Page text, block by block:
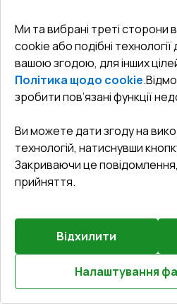
Розрахуй
Попереднє
замовлення
Профільна система:
Глибина профілю
Ущільнення
€578.68
Ми та вибрані треті
cookie або подібні технології
вашою згодою, для інших
Політика щодо cookie.
зробити пов’язані функції
Ви можете дати згоду на
технологій, натиснувши
Закриваючи це
прийняття.
Відхилити
Налаштування